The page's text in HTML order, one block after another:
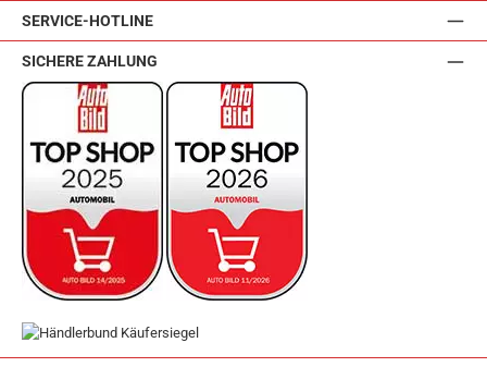
SERVICE-HOTLINE
SICHERE ZAHLUNG